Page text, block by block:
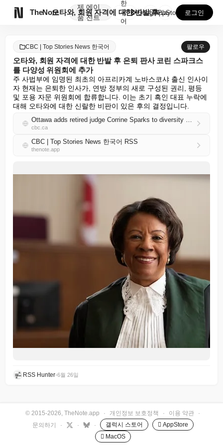
TheNote
제
품
에이
전트
오타와, 회원 자격에 대한 반발 후 은퇴 판사 코린 스...
한
국
어
GooglePlay
AppStore 로그인
CBC | Top Stories News 한국어 팔로우
오타와, 회원 자격에 대한 반발 후 은퇴 판사 코린 스파크스
를 다양성 위원회에 추가
주 사법부에 임명된 최초의 아프리카계 노바스코샤 출신 인사이
자 현재는 은퇴한 인사가, 연방 정부의 새로 구성된 권리, 평등
및 포용 자문 위원회에 합류합니다. 이는 초기 흑인 대표 누락에
대해 오타와에 대한 신랄한 비판이 있은 후의 결정입니다.
Ottawa adds retired judge Corrine Sparks to diversity council after pushback over membership
cbc.ca
CBC | Top Stories News 한국어 RSS
thenote.app
RSS Hunter•6월 26일
© 2015-2026, TheNote.app · 개인정보 보호정책 · 이용 약관
·
문의하기
· · · 갤럭시 스토어
 AppStore
 MacOS